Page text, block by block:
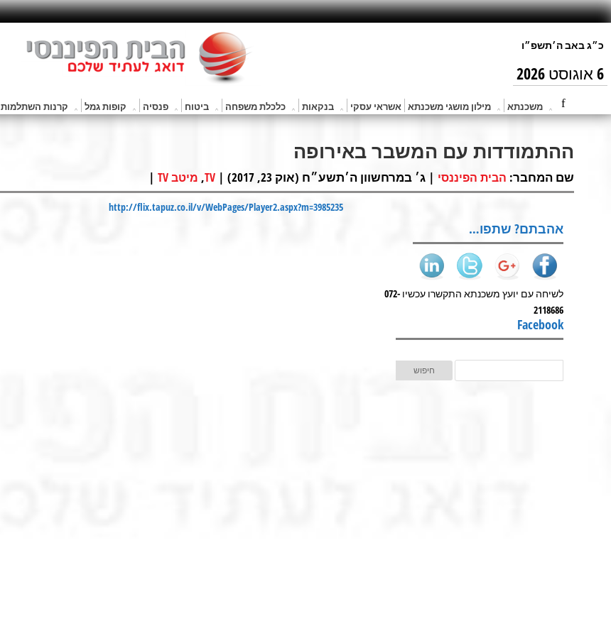
6 אוגוסט 2026
משכנתא מילון מושגי משכנתא אשראי עסקי בנקאות כלכלת משפחה ביטוח פנסיה קופות גמל קרנות השתלמות
ההתמודדות עם המשבר באירופה
שם המחבר: הבית הפיננסי | ג׳ במרחשוון ה׳תשע״ח (אוק 23, 2017) | TV
, מיטב TV |
http://flix.tapuz.co.il/v/WebPages/Player2.aspx?m=3985235
אהבתם? שתפו…
לשיחה עם יועץ משכנתא התקשרו עכשיו 072-
2118686
Facebook